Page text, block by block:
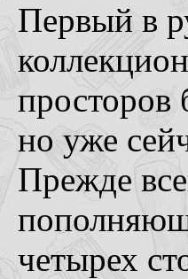
Первый в
просторов
но уже
Прежде
четырех